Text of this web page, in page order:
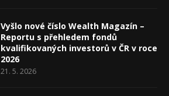
Vyšlo nové číslo Wealth Magazín –
Reportu s přehledem fondů
kvalifikovaných investorů v ČR v roce
2026
21. 5. 2026